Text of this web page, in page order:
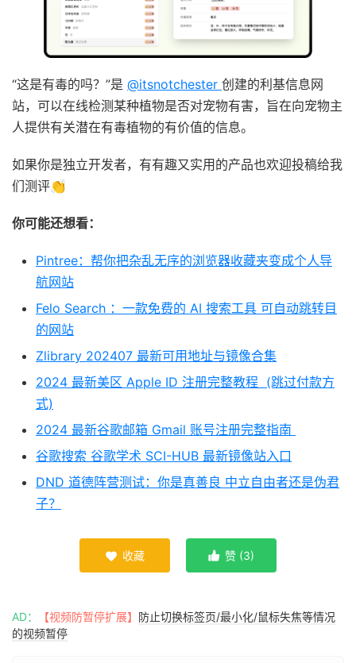
“这是有毒的吗？”是 @itsnotchester 创建的利基信息网
站，可以在线检测某种植物是否对宠物有害，旨在向宠物主
人提供有关潜在有毒植物的有价值的信息。
如果你是独立开发者，有有趣又实用的产品也欢迎投稿给我
们测评👏
你可能还想看：
Pintree：帮你把杂乱无序的浏览器收藏夹变成个人导
航网站
Felo Search ：一款免费的 AI 搜索工具 可自动跳转目
的网站
Zlibrary 202407 最新可用地址与镜像合集
2024 最新美区 Apple ID 注册完整教程 (跳过付款方
式)
2024 最新谷歌邮箱 Gmail 账号注册完整指南
谷歌搜索 谷歌学术 SCI-HUB 最新镜像站入口
DND 道德阵营测试：你是真善良 中立自由者还是伪君
子？
 收藏  赞 (3)
AD： 【视频防暂停扩展】 防止切换标签页/最小化/鼠标失焦等情况
的视频暂停